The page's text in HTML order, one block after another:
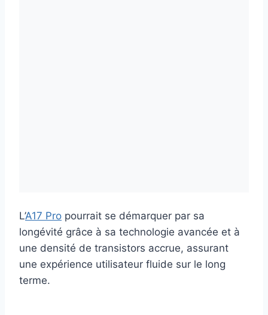
L’A17 Pro pourrait se démarquer par sa
longévité grâce à sa technologie avancée et à
une densité de transistors accrue, assurant
une expérience utilisateur fluide sur le long
terme.